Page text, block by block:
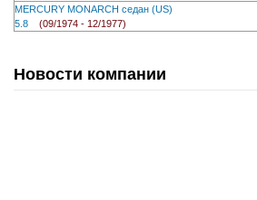
MERCURY MONARCH седан (US)
5.8 (09/1974 - 12/1977)
Новости компании